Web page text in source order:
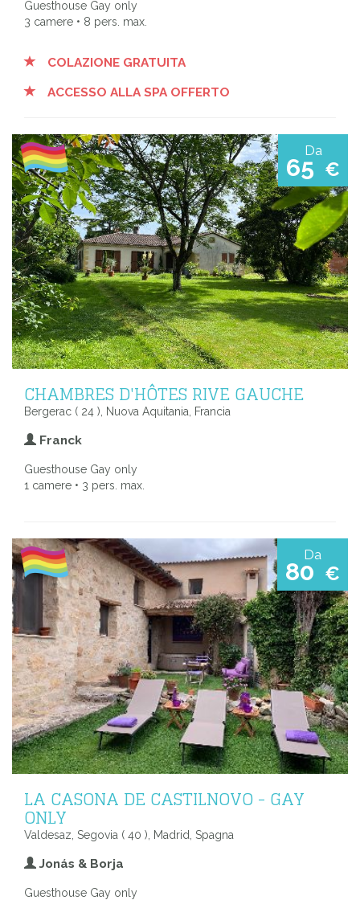
Guesthouse Gay only
3 camere • 8 pers. max.
COLAZIONE GRATUITA
ACCESSO ALLA SPA OFFERTO
Da
65 €
CHAMBRES D'HÔTES RIVE GAUCHE
Bergerac ( 24 ), Nuova Aquitania, Francia
Franck
Guesthouse Gay only
1 camere • 3 pers. max.
Da
80 €
LA CASONA DE CASTILNOVO - GAY
ONLY
Valdesaz, Segovia ( 40 ), Madrid, Spagna
Jonás & Borja
Guesthouse Gay only